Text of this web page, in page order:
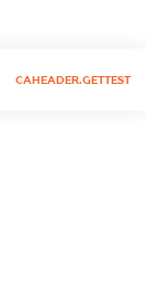
CAHEADER.GETTEST